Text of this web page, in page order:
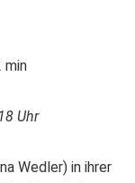
min
Uhr
Wedler) in ihrer